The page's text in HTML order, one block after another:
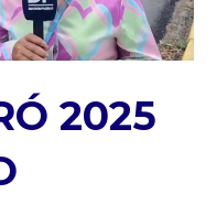
2025